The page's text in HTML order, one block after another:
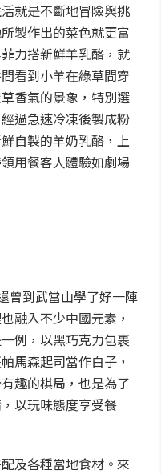
就是不斷地冒險與挑
製作出的菜色就更富
力搭新鮮羊乳酪，就
看到小羊在綠草間穿
香氣的景象，特別選
過急速冷凍後製成粉
自製的羊奶乳酪，上
用餐客人體驗如劇場
曾到武當山學了好一陣
融入不少中國元素，
例，以黑巧克力包裹
馬森起司當作白子，
趣的棋局，也是為了
以玩味態度享受餐
及各種當地食材。來